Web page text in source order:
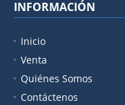
INFORMACIÓN
Inicio
Venta
Quiénes Somos
Contáctenos